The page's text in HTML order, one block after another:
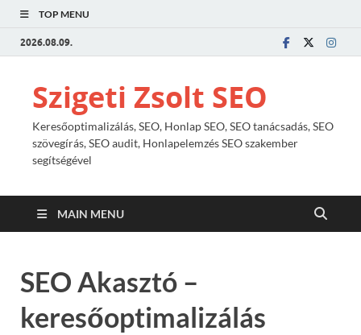
TOP MENU
2026.08.09.
Szigeti Zsolt SEO
Keresőoptimalizálás, SEO, Honlap SEO, SEO tanácsadás, SEO
szövegírás, SEO audit, Honlapelemzés SEO szakember
segítségével
MAIN MENU
SEO Akasztó –
keresőoptimalizálás